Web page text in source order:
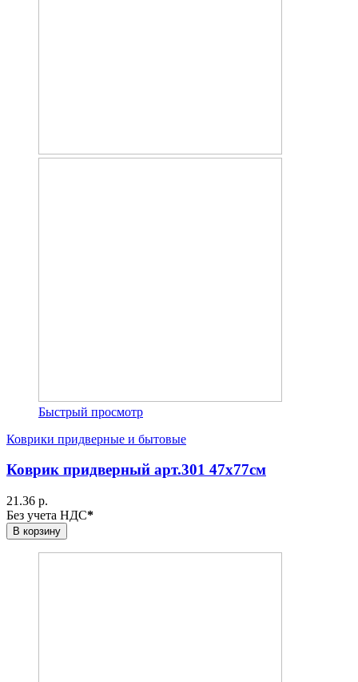
Быстрый просмотр
Коврики придверные и бытовые
Коврик придверный арт.301 47х77см
21.36 р.
Без учета НДС*
В корзину